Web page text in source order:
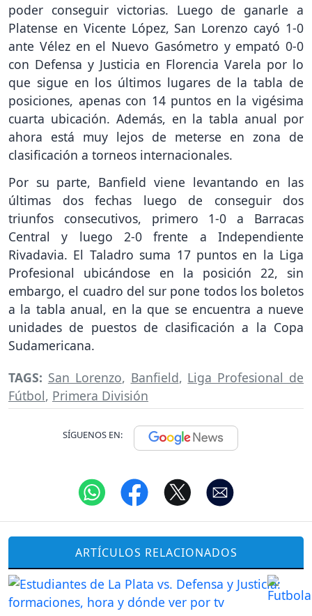
poder conseguir victorias. Luego de ganarle a
Platense en Vicente López, San Lorenzo cayó 1-0
ante Vélez en el Nuevo Gasómetro y empató 0-0
con Defensa y Justicia en Florencia Varela por lo
que sigue en los últimos lugares de la tabla de
posiciones, apenas con 14 puntos en la vigésima
cuarta ubicación. Además, en la tabla anual por
ahora está muy lejos de meterse en zona de
clasificación a torneos internacionales.
Por su parte, Banfield viene levantando en las
últimas dos fechas luego de conseguir dos
triunfos consecutivos, primero 1-0 a Barracas
Central y luego 2-0 frente a Independiente
Rivadavia. El Taladro suma 17 puntos en la Liga
Profesional ubicándose en la posición 22, sin
embargo, el cuadro del sur pone todos los boletos
a la tabla anual, en la que se encuentra a nueve
unidades de puestos de clasificación a la Copa
Sudamericana.
TAGS: San Lorenzo, Banfield, Liga Profesional de
Fútbol, Primera División
SÍGUENOS EN:
ARTÍCULOS RELACIONADOS